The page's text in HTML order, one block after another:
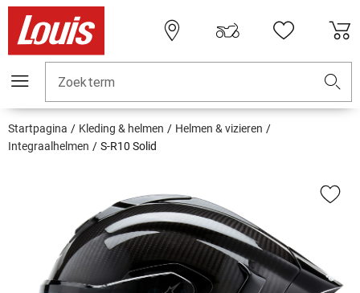
Zoekterm
Startpagina Kleding & helmen
Helmen & vizieren
Integraalhelmen
S-R10 Solid